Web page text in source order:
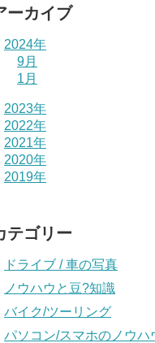
ーカイブ
2024年
9月
1月
2023年
2022年
2021年
2020年
2019年
テゴリー
ドライブ / 車の写真
ノウハウと豆?知識
バイク/ツーリング
パソコン/スマホのノウハ